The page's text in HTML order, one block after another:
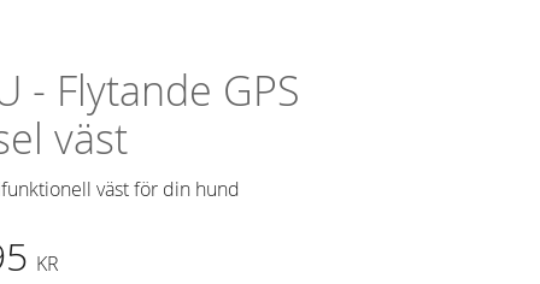
- Flytande GPS
väst
väst för din hund
KR